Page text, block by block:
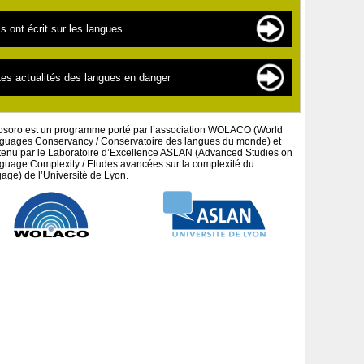
« nouvelles » langues
linguistique pour les débutants
sources de documentation
défense des peuples et cultures autochtones
projets artistiques
Ils ont écrit sur les langues
par thématiques
Les actualités des langues en danger
est un programme porté par l’association WOLACO (World
Conservancy / Conservatoire des langues du monde) et
par le Laboratoire d’Excellence ASLAN (Advanced Studies on
Complexity / Etudes avancées sur la complexité du
de l’Université de Lyon.